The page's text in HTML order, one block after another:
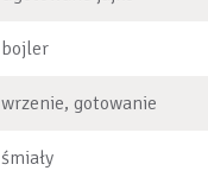
bojler
wrzenie, gotowanie
śmiały